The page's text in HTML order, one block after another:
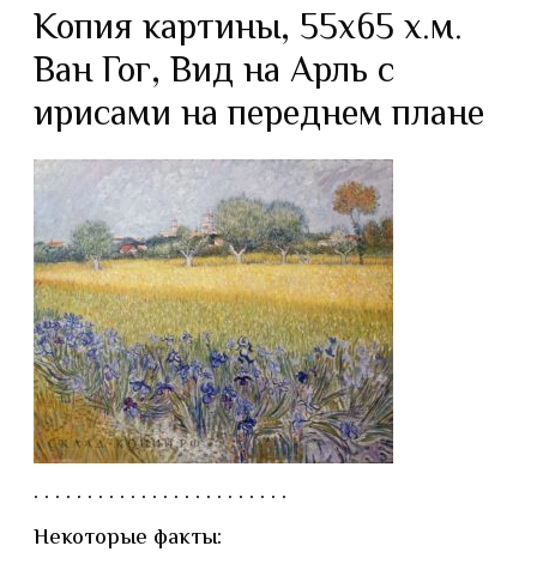
Копия картины, 55х65 х.м.
Ван Гог, Вид на Арль с
ирисами на переднем плане
. . . . . . . . . . . . . . . . . . . . . . . .
Некоторые факты: